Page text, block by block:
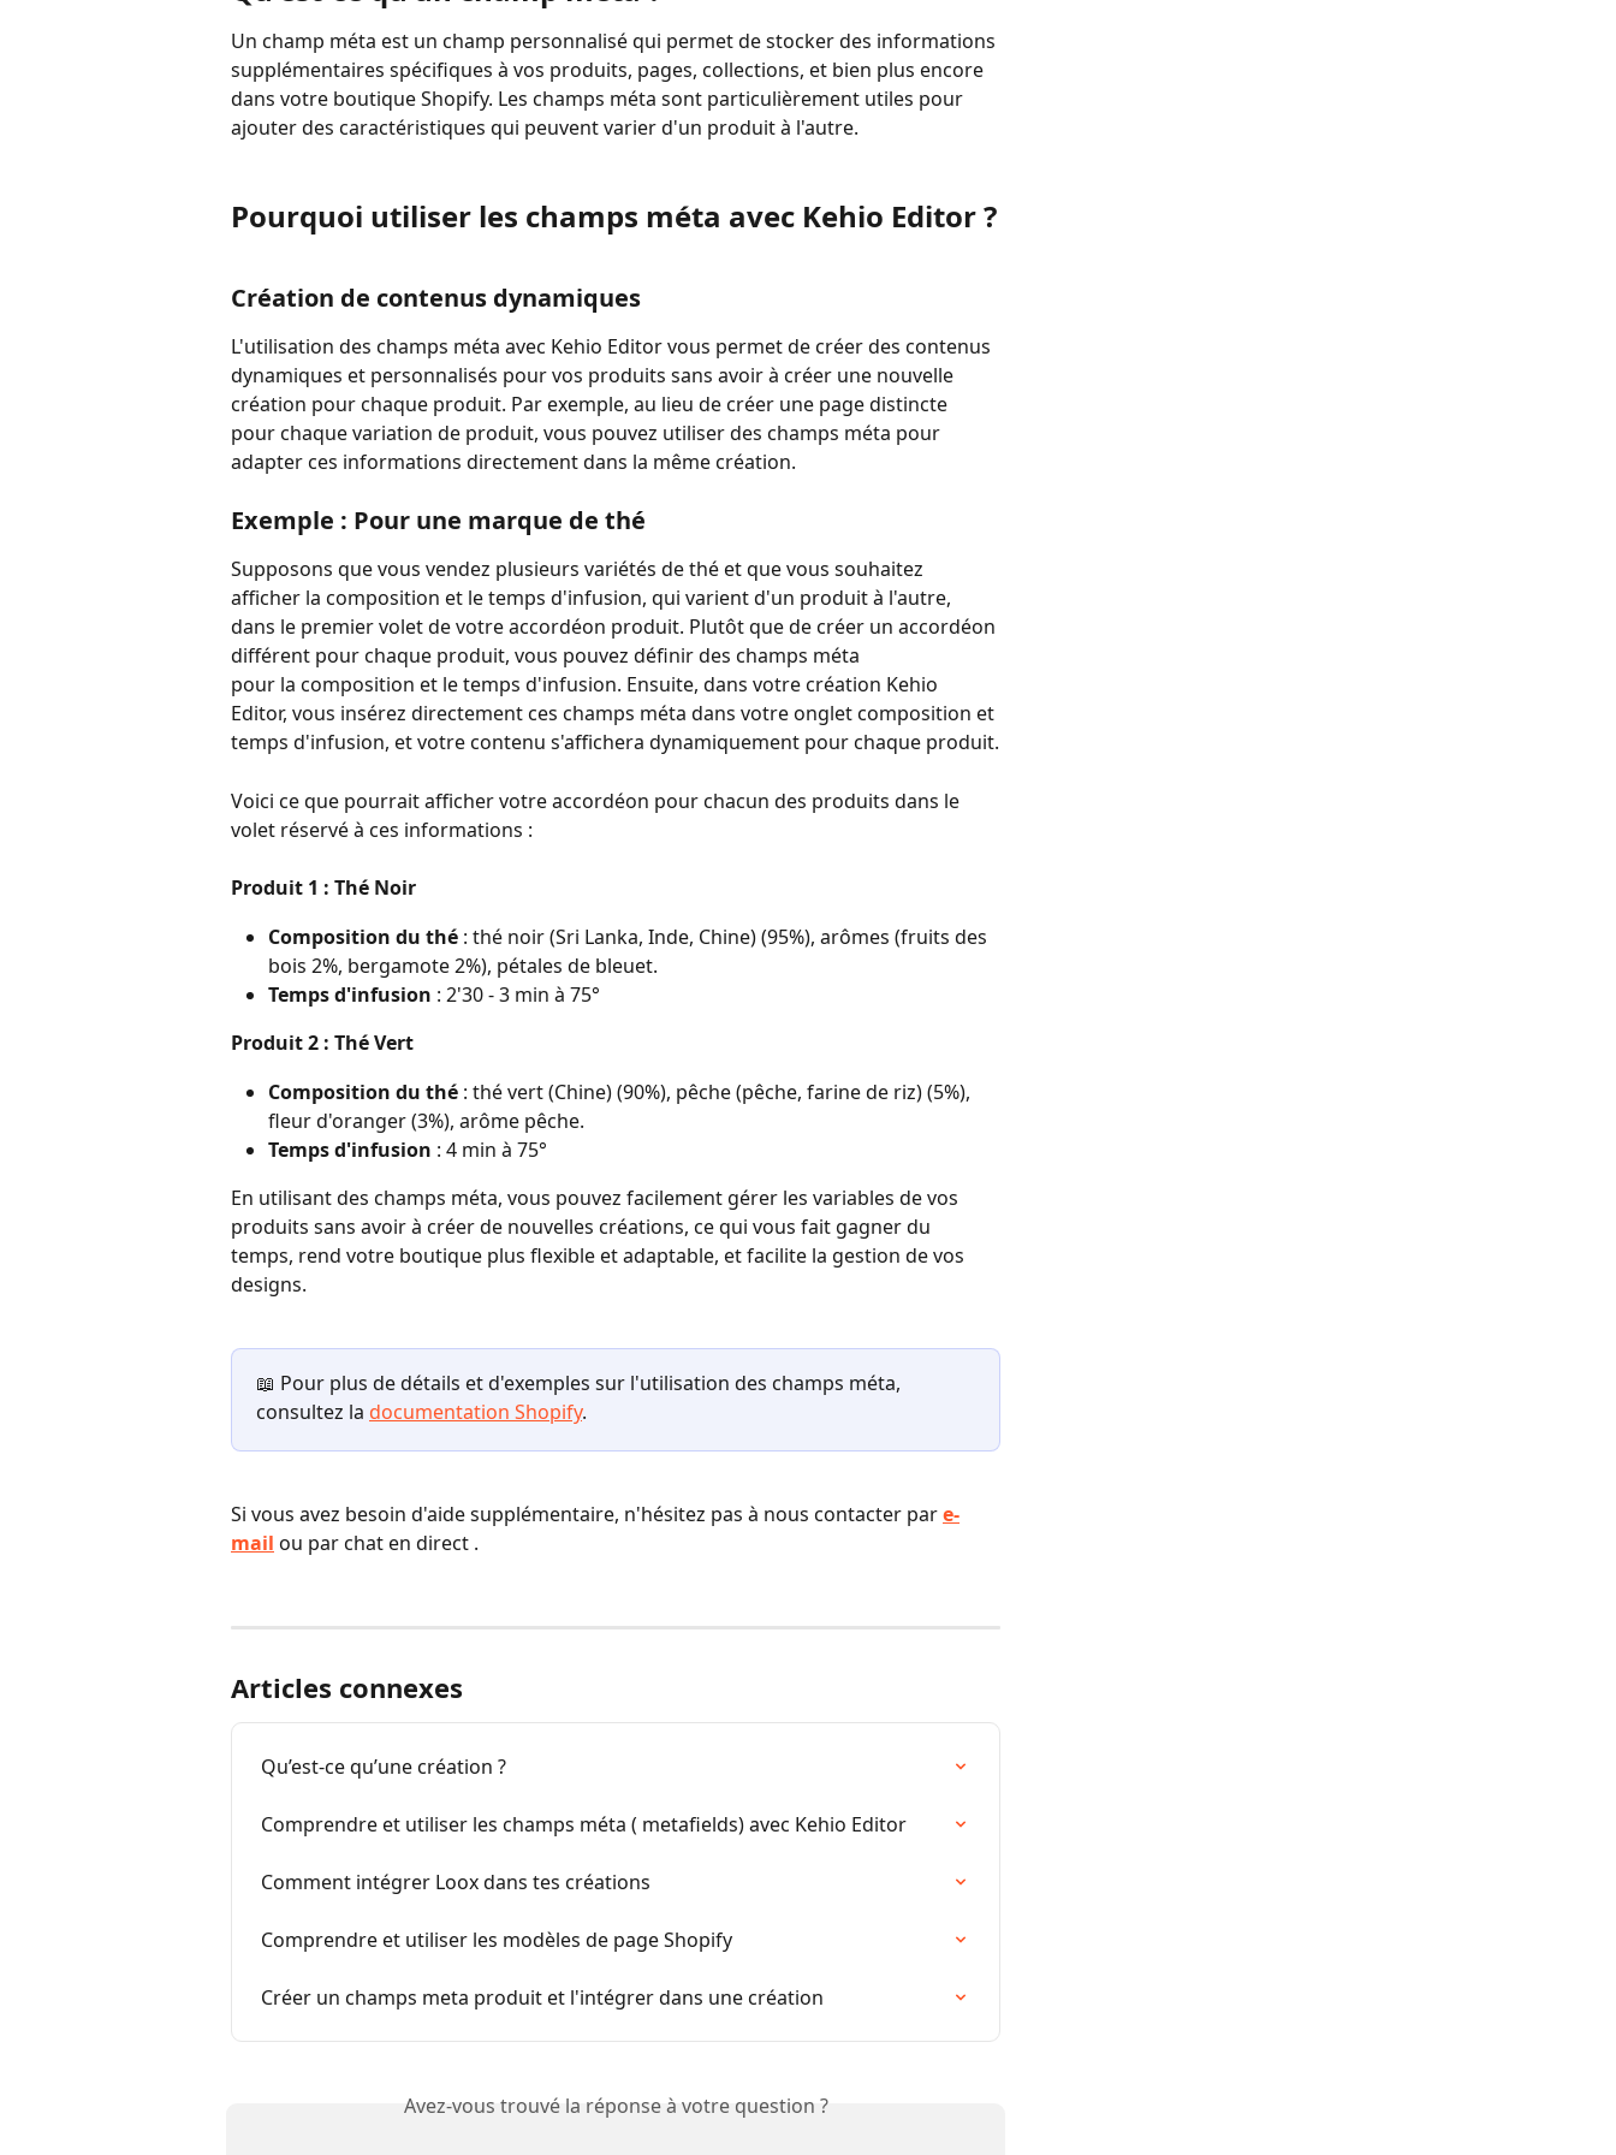
Un champ méta est un champ personnalisé qui permet de stocker des informations
supplémentaires spécifiques à vos produits, pages, collections, et bien plus encore
dans votre boutique Shopify. Les champs méta sont particulièrement utiles pour
ajouter des caractéristiques qui peuvent varier d'un produit à l'autre.
Pourquoi utiliser les champs méta avec Kehio Editor ?
Création de contenus dynamiques
L'utilisation des champs méta avec Kehio Editor vous permet de créer des contenus
dynamiques et personnalisés pour vos produits sans avoir à créer une nouvelle
création pour chaque produit. Par exemple, au lieu de créer une page distincte
pour chaque variation de produit, vous pouvez utiliser des champs méta pour
adapter ces informations directement dans la même création.
Exemple : Pour une marque de thé
Supposons que vous vendez plusieurs variétés de thé et que vous souhaitez
afficher la composition et le temps d'infusion, qui varient d'un produit à l'autre,
dans le premier volet de votre accordéon produit. Plutôt que de créer un accordéon
différent pour chaque produit, vous pouvez définir des champs méta
pour la composition et le temps d'infusion. Ensuite, dans votre création Kehio
Editor, vous insérez directement ces champs méta dans votre onglet composition et
temps d'infusion, et votre contenu s'affichera dynamiquement pour chaque produit.
Voici ce que pourrait afficher votre accordéon pour chacun des produits dans le
volet réservé à ces informations :
Produit 1 : Thé Noir
Composition du thé : thé noir (Sri Lanka, Inde, Chine) (95%), arômes (fruits des
bois 2%, bergamote 2%), pétales de bleuet.
Temps d'infusion : 2'30 - 3 min à 75°
Produit 2 : Thé Vert
Composition du thé : thé vert (Chine) (90%), pêche (pêche, farine de riz) (5%),
fleur d'oranger (3%), arôme pêche.
Temps d'infusion : 4 min à 75°
En utilisant des champs méta, vous pouvez facilement gérer les variables de vos
produits sans avoir à créer de nouvelles créations, ce qui vous fait gagner du
temps, rend votre boutique plus flexible et adaptable, et facilite la gestion de vos
designs.
📖 Pour plus de détails et d'exemples sur l'utilisation des champs méta,
consultez la documentation Shopify.
Si vous avez besoin d'aide supplémentaire, n'hésitez pas à nous contacter par e-
mail ou par chat en direct .
Articles connexes
Qu’est-ce qu’une création ?
Comprendre et utiliser les champs méta ( metafields) avec Kehio Editor
Comment intégrer Loox dans tes créations
Comprendre et utiliser les modèles de page Shopify
Créer un champs meta produit et l'intégrer dans une création
Avez-vous trouvé la réponse à votre question ?